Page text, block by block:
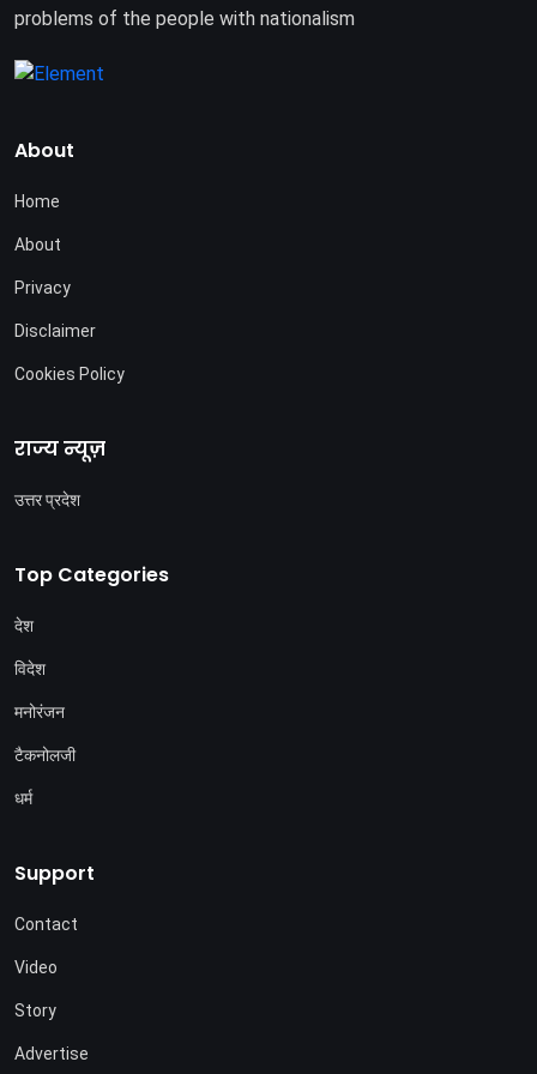
problems of the people with nationalism
About
Home
About
Privacy
Disclaimer
Cookies Policy
राज्य न्यूज़
उत्तर प्रदेश
Top Categories
देश
विदेश
मनोरंजन
टैकनोलजी
धर्म
Support
Contact
Video
Story
Advertise